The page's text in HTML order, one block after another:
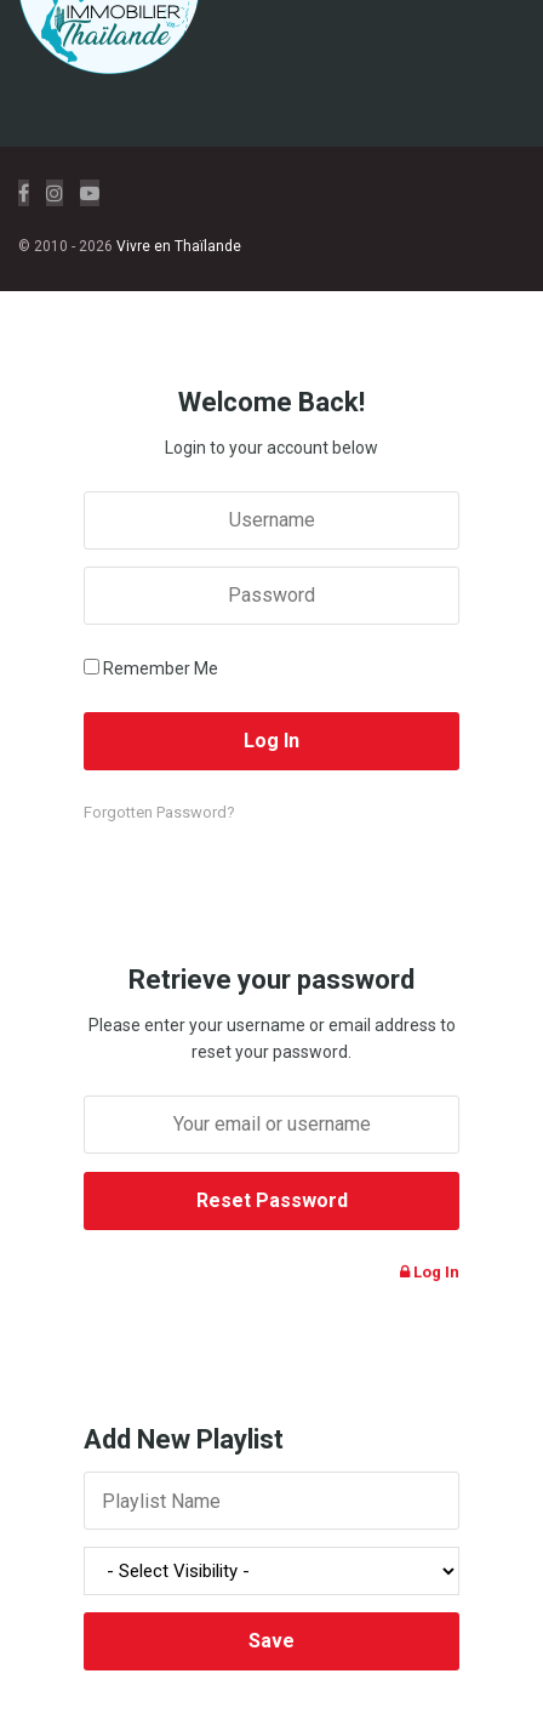
© 2010 - 2026 Vivre en Thaïlande
Welcome Back!
Login to your account below
Remember Me
Forgotten Password?
Retrieve your password
Please enter your username or email address to
reset your password.
Log In
Add New Playlist